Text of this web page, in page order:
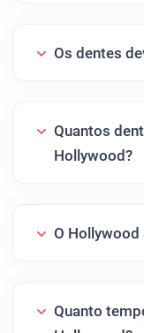
Os dentes
Quantos
Hollywood?
O Hollywood
Quanto